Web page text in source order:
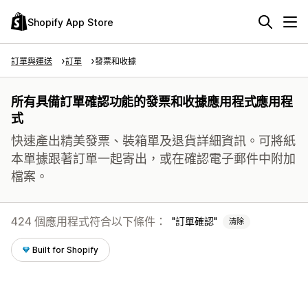
Shopify App Store
訂單與運送 訂單 發票和收據
所有具備訂單確認功能的發票和收據應用程式應用程
式
快速產出精美發票、裝箱單及退貨詳細資訊。可將紙
本單據跟著訂單一起寄出，或在確認電子郵件中附加
檔案。
424 個應用程式符合以下條件： 訂單確認 清除
Built for Shopify